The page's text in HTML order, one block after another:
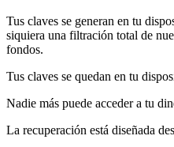
Tus claves se generan en tu
siquiera una filtración total de
fondos.
Tus claves se quedan en tu
Nadie más puede acceder a tu
La recuperación está diseñada